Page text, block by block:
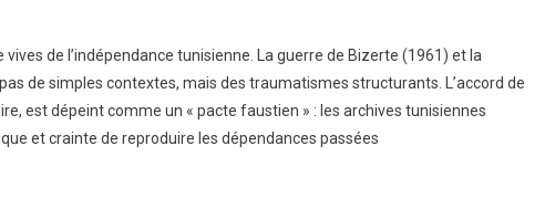
de l’indépendance tunisienne. La guerre de Bizerte (1961) et la
de simples contextes, mais des traumatismes structurants. L’accord de
est dépeint comme un « pacte faustien » : les archives tunisiennes
et crainte de reproduire les dépendances passées
une conférence
autour d’une question
institutions
à l’ère de l’IA ?
avec la FTSDH, cet
majeur : l’adaptation
l’enseignement supérieur tunisien Tunis – Une
nouvelle étape majeure vient d’être franchie par
EIGHT Hospitality Business School. La première et
unique école de management hôtelier (Hospitality